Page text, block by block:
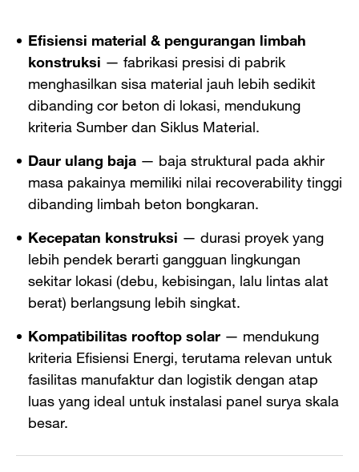
Efisiensi material & pengurangan limbah
konstruksi — fabrikasi presisi di pabrik
menghasilkan sisa material jauh lebih sedikit
dibanding cor beton di lokasi, mendukung
kriteria Sumber dan Siklus Material.
Daur ulang baja — baja struktural pada akhir
masa pakainya memiliki nilai recoverability tinggi
dibanding limbah beton bongkaran.
Kecepatan konstruksi — durasi proyek yang
lebih pendek berarti gangguan lingkungan
sekitar lokasi (debu, kebisingan, lalu lintas alat
berat) berlangsung lebih singkat.
Kompatibilitas rooftop solar — mendukung
kriteria Efisiensi Energi, terutama relevan untuk
fasilitas manufaktur dan logistik dengan atap
luas yang ideal untuk instalasi panel surya skala
besar.